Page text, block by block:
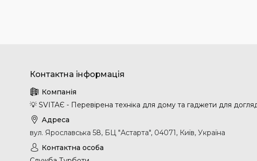
💡 SVITAЄ - Перевірена техніка для дому та гаджети для
вул. Ярославська 58, БЦ "Астарта", 04071, Київ, Україна